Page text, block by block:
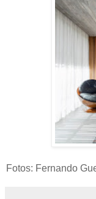
Fotos: Fernando